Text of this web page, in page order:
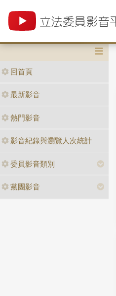
回首頁
最新影音
熱門影音
影音紀錄與瀏覽人次統計
委員影音類別
黨團影音